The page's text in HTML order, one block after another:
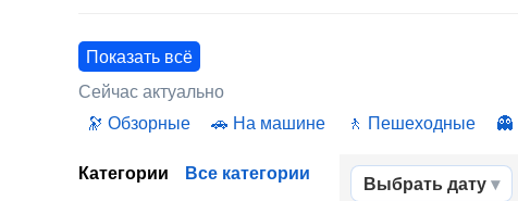
Показать всё
Сейчас актуально
Обзорные
На машине Пешеходные
Выбрать дату
Категории Все категории